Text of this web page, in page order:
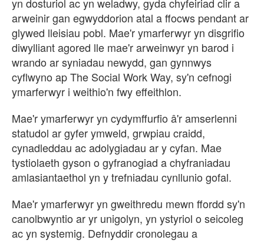
arweinir gan egwyddorion atal a ffocws pendant ar
glywed lleisiau pobl. Mae'r ymarferwyr yn disgrifio
diwylliant agored lle mae'r arweinwyr yn barod i
wrando ar syniadau newydd, gan gynnwys
cyflwyno ap The Social Work Way, sy'n cefnogi
ymarferwyr i weithio'n fwy effeithlon.
Mae'r ymarferwyr yn cydymffurfio â'r amserlenni
statudol ar gyfer ymweld, grwpiau craidd,
cynadleddau ac adolygiadau ar y cyfan. Mae
tystiolaeth gyson o gyfranogiad a chyfraniadau
amlasiantaethol yn y trefniadau cynllunio gofal.
Mae'r ymarferwyr yn gweithredu mewn ffordd sy'n
canolbwyntio ar yr unigolyn, yn ystyriol o seicoleg
ac yn systemig. Defnyddir cronolegau a